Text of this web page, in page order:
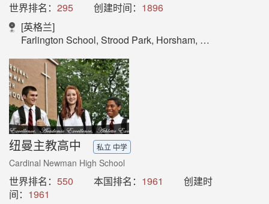
世界排名： 295 创建时间： 1896
[英格兰]
Farlington School, Strood Park, Horsham, West Sussex, RH12 3PN, England
纽曼主教高中 私立 中学
Cardinal Newman High School
世界排名： 550 本国排名： 1961
创建时
间： 1961